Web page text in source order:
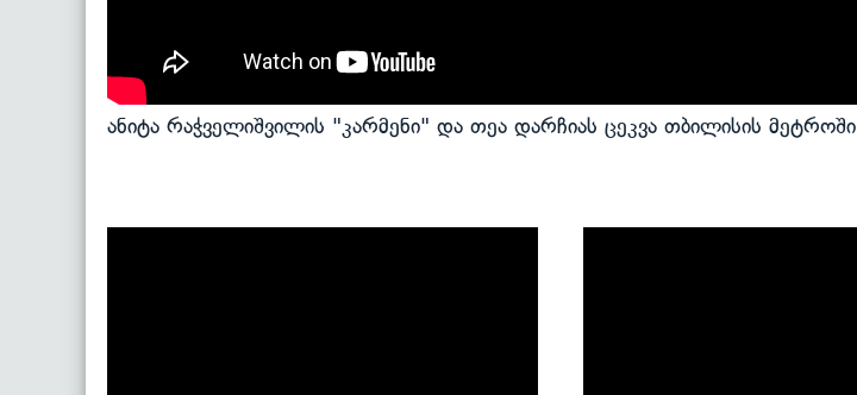
ანიტა რაჭველიშვილის "კარმენი" და თეა დარჩიას ცეკვა თბილისის მეტროში